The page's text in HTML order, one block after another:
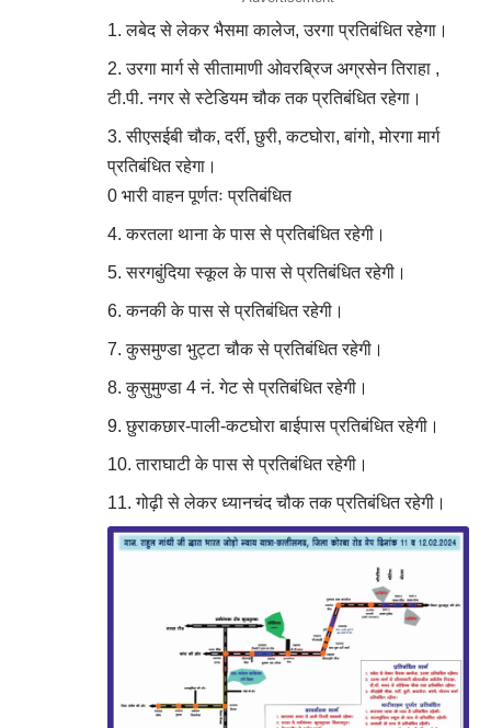
लबेद से लेकर भैसमा कालेज, उरगा प्रतिबंधित रहेगा।
उरगा मार्ग से सीतामाणी ओवरब्रिज अग्रसेन तिराहा ,
टी.पी. नगर से स्टेडियम चौक तक प्रतिबंधित रहेगा।
सीएसईबी चौक, दर्री, छुरी, कटघोरा, बांगो, मोरगा मार्ग
प्रतिबंधित रहेगा।
0 भारी वाहन पूर्णतः प्रतिबंधित
करतला थाना के पास से प्रतिबंधित रहेगी।
सरगबुंदिया स्कूल के पास से प्रतिबंधित रहेगी।
कनकी के पास से प्रतिबंधित रहेगी।
कुसमुण्डा भुट्टा चौक से प्रतिबंधित रहेगी।
कुसुमुण्डा 4 नं. गेट से प्रतिबंधित रहेगी।
छुराकछार-पाली-कटघोरा बाईपास प्रतिबंधित रहेगी।
ताराघाटी के पास से प्रतिबंधित रहेगी।
गोढ़ी से लेकर ध्यानचंद चौक तक प्रतिबंधित रहेगी।